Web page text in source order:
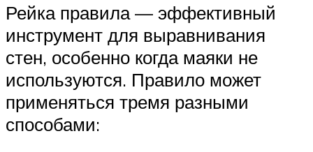
Рейка правила — эффективный
инструмент для выравнивания
стен, особенно когда маяки не
используются. Правило может
применяться тремя разными
способами: